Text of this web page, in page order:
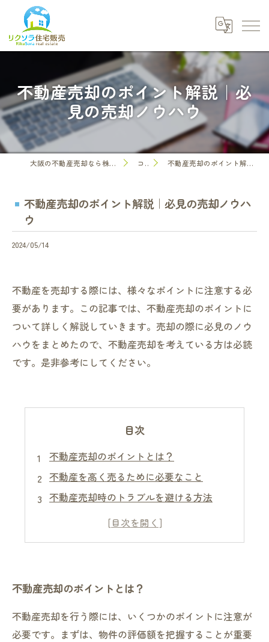
不動産売却のポイント解説｜必
見の売却ノウハウ
大阪の不動産売却なら株式会社リクソラ住宅販売 コラム 不動産売却のポイント解説｜必見の売却ノウハウ
不動産売却のポイント解説｜必見の売却ノウハ
ウ
2024/05/14
不動産を売却する際には、様々なポイントに注意する必
要があります。この記事では、不動産売却のポイントに
ついて詳しく解説していきます。売却の際に必見のノウ
ハウをまとめたので、不動産売却を考えている方は必読
です。是非参考にしてください。
目次
不動産売却のポイントとは？
不動産を高く売るために必要なこと
不動産売却時のトラブルを避ける方法
売却活動における重要なタイミングとは？
不動産売却のポイントとは？
不動産売却を行う際には、いくつかのポイントに注意が
必要です。まずは、物件の評価額を把握することが重要